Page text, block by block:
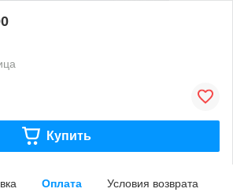
Купить
Оплата Условия возврата